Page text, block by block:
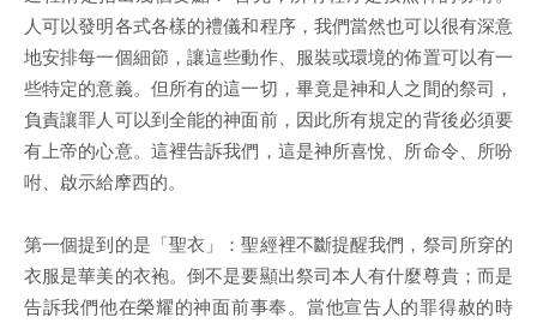
人可以發明各式各樣的禮儀和程序，我們當然也可以很有深意
地安排每一個細節，讓這些動作、服裝或環境的佈置可以有一
些特定的意義。但所有的這一切，畢竟是神和人之間的祭司，
負責讓罪人可以到全能的神面前，因此所有規定的背後必須要
有上帝的心意。這裡告訴我們，這是神所喜悅、所命令、所吩
咐、啟示給摩西的。
第一個提到的是「聖衣」：聖經裡不斷提醒我們，祭司所穿的
衣服是華美的衣袍。倒不是要顯出祭司本人有什麼尊貴；而是
告訴我們他在榮耀的神面前事奉。當他宣告人的罪得赦的時